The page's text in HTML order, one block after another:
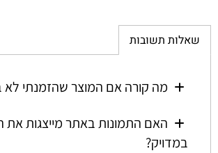
שאלות תשובות
מה קורה אם המוצר שהזמנתי לא
האם התמונות באתר מייצגות את
במדויק?